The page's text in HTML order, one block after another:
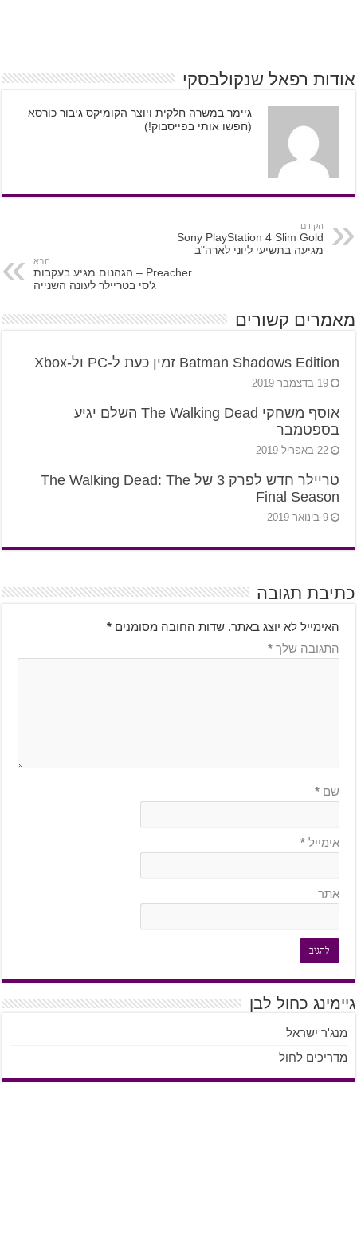
אודות רפאל שנקולבסקי
גיימר במשרה חלקית ויוצר הקומיקס גיבור כורסא
(חפשו אותי בפייסבוק!)
הקודם
Sony PlayStation 4 Slim Gold
מגיעה בתשיעי ליוני לארה"ב
הבא
Preacher – הגהנום מגיע בעקבות
ג'סי בטריילר לעונה השנייה
מאמרים קשורים
Batman Shadows Edition זמין כעת ל-PC ול-Xbox
19 בדצמבר 2019
אוסף משחקי The Walking Dead השלם יגיע
בספטמבר
22 באפריל 2019
טריילר חדש לפרק 3 של The Walking Dead: The
Final Season
9 בינואר 2019
כתיבת תגובה
האימייל לא יוצג באתר. שדות החובה מסומנים *
התגובה שלך *
שם *
אימייל *
אתר
גיימינג כחול לבן
מנג'ר ישראל
מדריכים לחול